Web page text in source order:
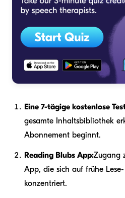
Eine 7-tägige kostenlose
gesamte Inhaltsbibliothek
Abonnement beginnt.
Reading Blubs App:Zugang
App, die sich auf frühe
konzentriert.